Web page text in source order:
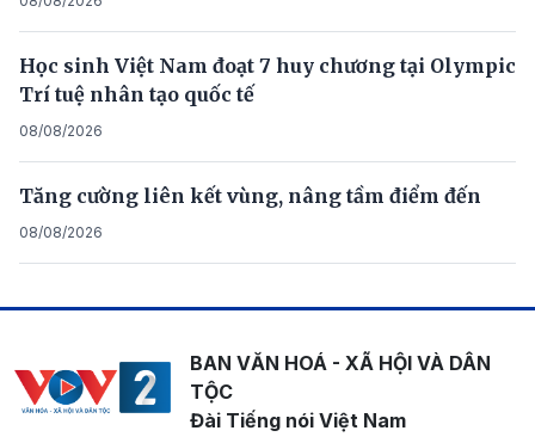
Học sinh Việt Nam đoạt 7 huy chương tại Olympic
Trí tuệ nhân tạo quốc tế
08/08/2026
Tăng cường liên kết vùng, nâng tầm điểm đến
08/08/2026
BAN VĂN HOÁ - XÃ HỘI VÀ DÂN
TỘC
Đài Tiếng nói Việt Nam